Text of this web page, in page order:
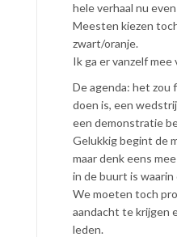
hele verhaal nu
Meesten kiezen
zwart/oranje.
Ik ga er vanzelf
De agenda: het zou
doen is, een
een demonstratie
Gelukkig begint de
maar denk eens
in de buurt is
We moeten toch
aandacht te krijgen
leden.